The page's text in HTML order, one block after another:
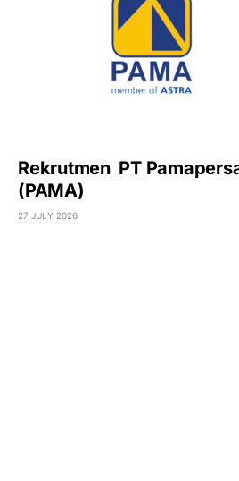
Rekrutmen PT
(PAMA)
27 JULY 2026